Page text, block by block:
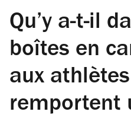
Qu’y a-t-il
boîtes en
aux
remportent